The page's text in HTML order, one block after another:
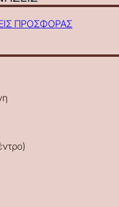
ΠΡΟΣΦΟΡΑΣ